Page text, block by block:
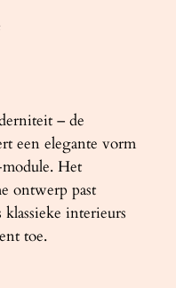
– de
een elegante vorm
Het
ontwerp past
interieurs
toe.